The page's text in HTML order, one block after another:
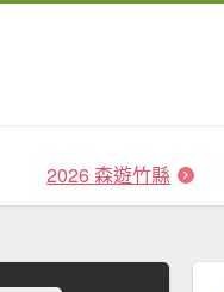
2026 森遊竹縣